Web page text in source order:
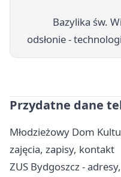
Bazylika św.
odsłonie -
Przydatne dane
Młodzieżowy Dom
zajęcia, zapisy, kontakt
ZUS Bydgoszcz -